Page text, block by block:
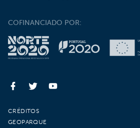
COFINANCIADO POR:
CRÉDITOS
GEOPARQUE